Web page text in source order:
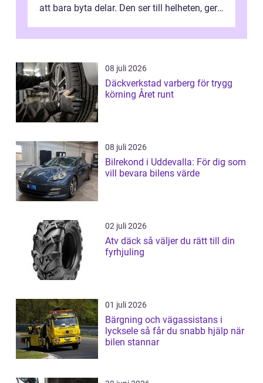
att bara byta delar. Den ser till helheten, ger
08 juli 2026
Däckverkstad varberg för trygg
körning Året runt
08 juli 2026
Bilrekond i Uddevalla: För dig som
vill bevara bilens värde
02 juli 2026
Atv däck så väljer du rätt till din
fyrhjuling
01 juli 2026
Bärgning och vägassistans i
lycksele så får du snabb hjälp när
bilen stannar